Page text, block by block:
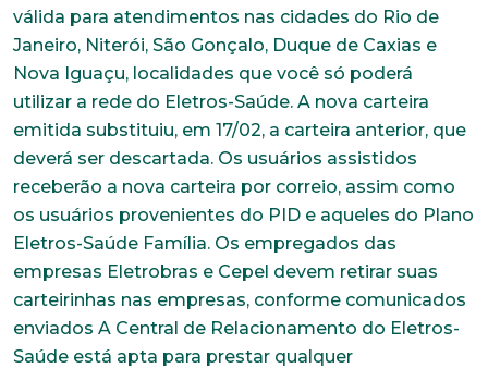
válida para atendimentos nas cidades do Rio de
Janeiro, Niterói, São Gonçalo, Duque de Caxias e
Nova Iguaçu, localidades que você só poderá
utilizar a rede do Eletros-Saúde. A nova carteira
emitida substituiu, em 17/02, a carteira anterior, que
deverá ser descartada. Os usuários assistidos
receberão a nova carteira por correio, assim como
os usuários provenientes do PID e aqueles do Plano
Eletros-Saúde Família. Os empregados das
empresas Eletrobras e Cepel devem retirar suas
carteirinhas nas empresas, conforme comunicados
enviados A Central de Relacionamento do Eletros-
Saúde está apta para prestar qualquer